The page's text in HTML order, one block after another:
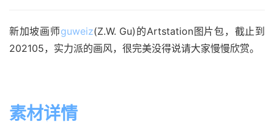
新加坡画师guweiz(Z.W. Gu)的Artstation图片包，截止到
202105，实力派的画风，很完美没得说请大家慢慢欣赏。
素材详情